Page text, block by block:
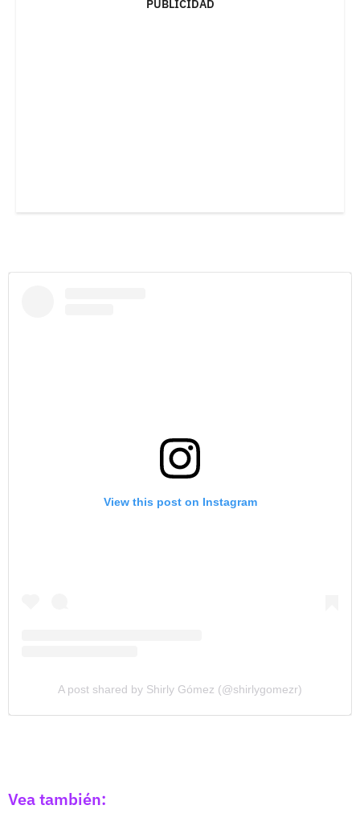
PUBLICIDAD
View this post on Instagram
A post shared by Shirly Gómez (@shirlygomezr)
Vea también: